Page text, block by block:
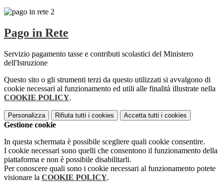
Pago in Rete
Servizio pagamento tasse e contributi scolastici del Ministero
dell'Istruzione
Questo sito o gli strumenti terzi da questo utilizzati si avvalgono di
cookie necessari al funzionamento ed utili alle finalità illustrate nella
COOKIE POLICY.
Personalizza Rifiuta tutti i cookies Accetta tutti i cookies
Gestione cookie
In questa schermata è possibile scegliere quali cookie consentire.
I cookie necessari sono quelli che consentono il funzionamento della
piattaforma e non è possibile disabilitarli.
Per conoscere quali sono i cookie necessari al funzionamento potete
visionare la COOKIE POLICY.